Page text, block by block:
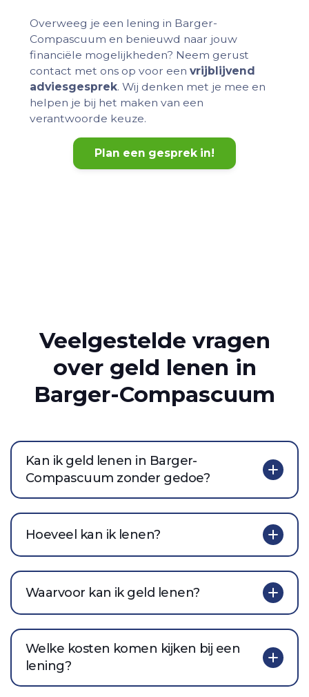
Overweeg je een lening in Barger-
Compascuum en benieuwd naar jouw
financiële mogelijkheden? Neem gerust
contact met ons op voor een vrijblijvend
adviesgesprek. Wij denken met je mee en
helpen je bij het maken van een
verantwoorde keuze.
Plan een gesprek in!
Veelgestelde vragen
over geld lenen in
Barger-Compascuum
Kan ik geld lenen in Barger-
Compascuum zonder gedoe?
Hoeveel kan ik lenen?
Waarvoor kan ik geld lenen?
Welke kosten komen kijken bij een
lening?